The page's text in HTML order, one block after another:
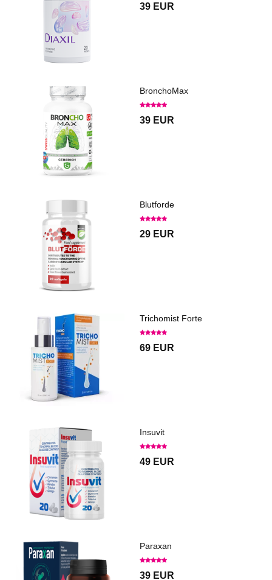
39 EUR
BronchoMax
39 EUR
Blutforde
29 EUR
Trichomist Forte
69 EUR
Insuvit
49 EUR
Paraxan
39 EUR